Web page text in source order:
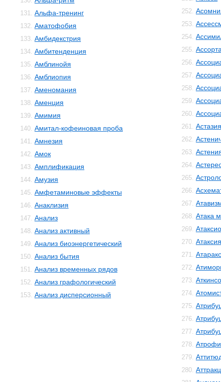
131. Альфа-тренинг
132. Аматофобия
133. Амбидекстрия
134. Амбитенденция
135. Амблинойя
136. Амблиопия
137. Аменомания
138. Аменция
139. Амимия
140. Амитал-кофеиновая проба
141. Амнезия
142. Амок
143. Амплификация
144. Амузия
145. Амфетаминовые эффекты
146. Анаклизия
147. Анализ
148. Анализ активный
149. Анализ биоэнергетический
150. Анализ бытия
151. Анализ временных рядов
152. Анализ графологический
153. Анализ дисперсионный
252.
253.
254.
255.
256.
257.
258.
259.
260.
261. Астазия
262.
263.
264.
265.
266.
267.
268. Атака
269.
270. Атаксия
271.
272.
273.
274.
275.
276.
277.
278.
279.
280.